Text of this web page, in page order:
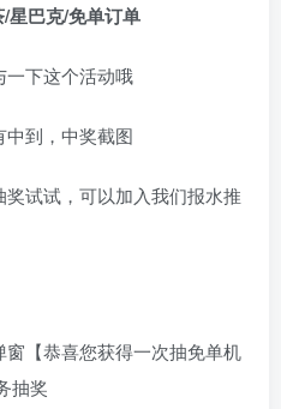
星巴克/免单订单
一下这个活动哦
到，中奖截图
试试，可以加入我们报水推
【恭喜您获得一次抽免单机
抽奖